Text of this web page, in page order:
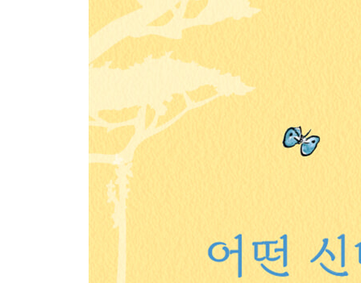
10 푸, 이제는 우리 모두 어른이 되어야 해
저자 소개
작품 해설